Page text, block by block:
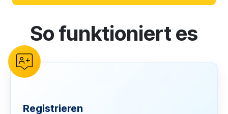
reCAPTCHA verification
So funktioniert es
Registrieren